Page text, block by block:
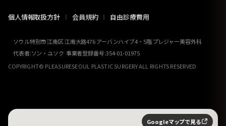
個人情報取扱方針 会員規約 自由診療費用
ソウル特別市 江南区 江南大路476 アーバンハイブ4・5階 プレジャー美容外科
代表者:ソン・ユソク 事業者登録番号:354-01-01975
COPYRIGHT© PLEASURESEOUL PLASTIC SURGERY ALL RIGHTS RESERVED
Googleマップで見る